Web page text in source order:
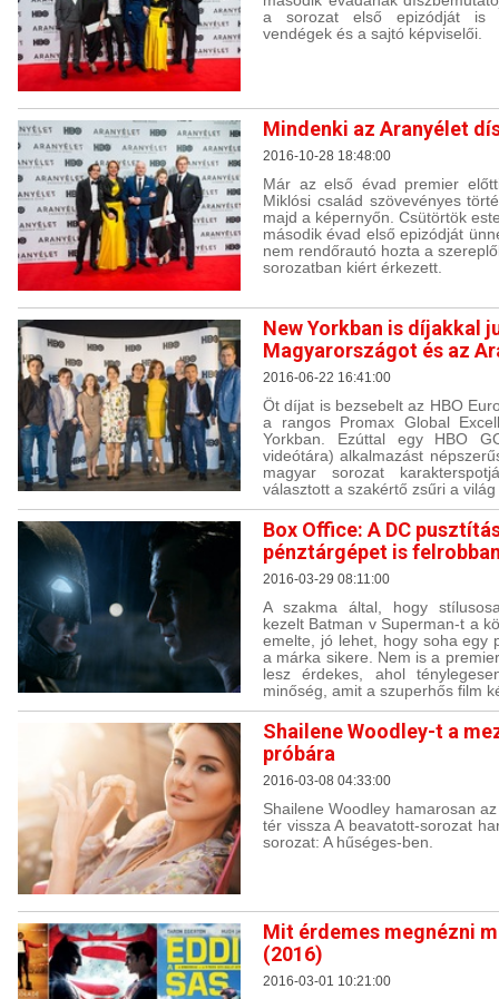
a sorozat első epizódját is
vendégek és a sajtó képviselői.
Mindenki az Aranyélet
2016-10-28 18:48:00
Már az első évad premier
Miklósi család szövevényes
majd a képernyőn. Csütörtök
második évad első epizódját
nem rendőrautó hozta a
sorozatban kiért érkezett.
New Yorkban is díjakkal
Magyarországot és az
2016-06-22 16:41:00
Öt díjat is bezsebelt az HBO
a rangos Promax Global
Yorkban. Ezúttal egy HBO
videótára) alkalmazást
magyar sorozat
választott a szakértő zsűri a
Box Office: A DC
pénztárgépet is
2016-03-29 08:11:00
A szakma által, hogy
kezelt Batman v Superman-t a
emelte, jó lehet, hogy soha egy
a márka sikere. Nem is a
lesz érdekes, ahol
minőség, amit a szuperhős film
Shailene Woodley-t a
próbára
2016-03-08 04:33:00
Shailene Woodley hamarosan
tér vissza A beavatott-sorozat
sorozat: A hűséges-ben.
Mit érdemes megnézni
(2016)
2016-03-01 10:21:00